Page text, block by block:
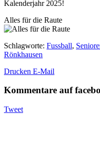
Kalenderjahr 2025!
Alles für die Raute
Schlagworte: Fussball,
Rönkhausen
Drucken E-Mail
Kommentare auf
Tweet